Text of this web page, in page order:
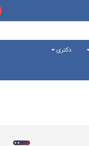
دکتری